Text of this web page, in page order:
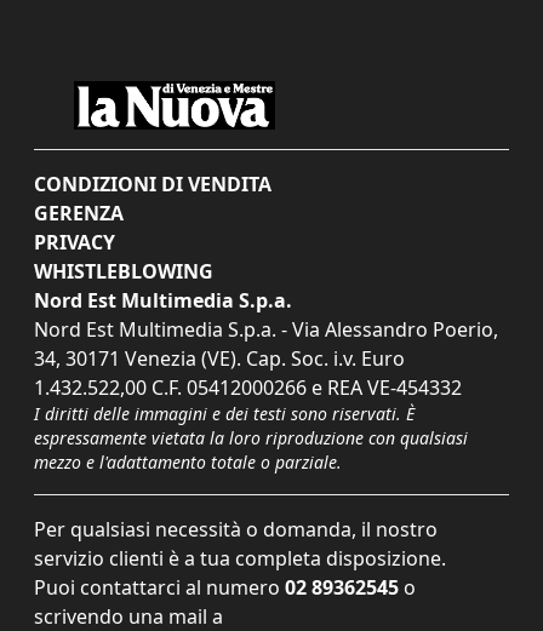
CONDIZIONI DI VENDITA
GERENZA
PRIVACY
WHISTLEBLOWING
Nord Est Multimedia S.p.a.
Nord Est Multimedia S.p.a. - Via Alessandro Poerio,
34, 30171 Venezia (VE). Cap. Soc. i.v. Euro
1.432.522,00 C.F. 05412000266 e REA VE-454332
I diritti delle immagini e dei testi sono riservati. È
espressamente vietata la loro riproduzione con qualsiasi
mezzo e l'adattamento totale o parziale.
Per qualsiasi necessità o domanda, il nostro
servizio clienti è a tua completa disposizione.
Puoi contattarci al numero 02 89362545 o
scrivendo una mail a